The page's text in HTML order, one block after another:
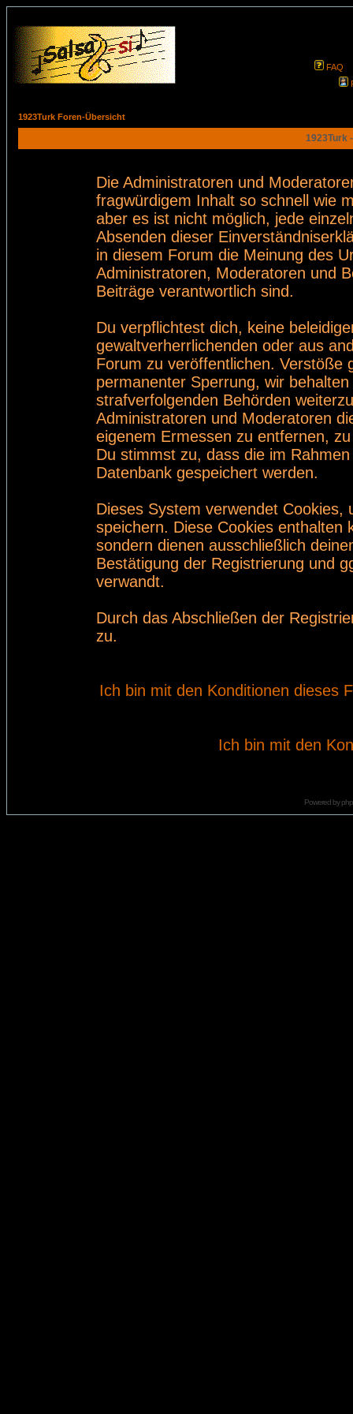
FAQ
1923Turk Foren-Übersicht
1923Turk
Die Administratoren und
fragwürdigem Inhalt so schnell wie
aber es ist nicht möglich, jede
Absenden dieser
in diesem Forum die Meinung des
Administratoren, Moderatoren und
Beiträge verantwortlich sind.
Du verpflichtest dich, keine
gewaltverherrlichenden oder aus
Forum zu veröffentlichen. Verstöße
permanenter Sperrung, wir
strafverfolgenden Behörden
Administratoren und Moderatoren
eigenem Ermessen zu entfernen,
Du stimmst zu, dass die im
Datenbank gespeichert werden.
Dieses System verwendet
speichern. Diese Cookies enthalten
sondern dienen ausschließlich
Bestätigung der Registrierung und
verwandt.
Durch das Abschließen der
zu.
Ich bin mit den Konditionen dieses
Ich bin mit den
Powered by